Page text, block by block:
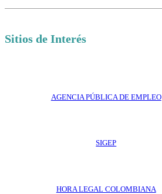
Sitios de Interés
AGENCIA PÚBLICA DE EMPLEO
SIGEP
HORA LEGAL COLOMBIANA